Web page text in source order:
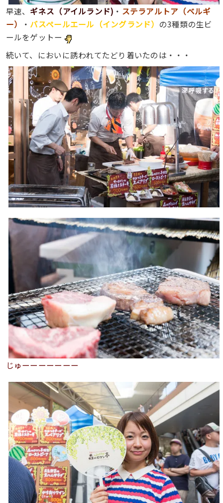
早速、 ギネス（アイルランド) ・ ステラアルトア（ベルギ
ー）
・ バスペールエール（イングランド） の3種類の生ビ
ールをゲットー
続いて、においに誘われてたどり着いたのは・・・
じゅーーーーーーー